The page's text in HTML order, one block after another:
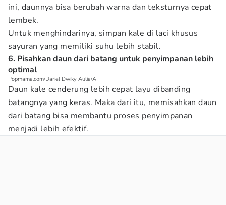
ini, daunnya bisa berubah warna dan teksturnya cepat
lembek.
Untuk menghindarinya, simpan kale di laci khusus
sayuran yang memiliki suhu lebih stabil.
6. Pisahkan daun dari batang untuk penyimpanan lebih
optimal
Popmama.com/Dariel Dwiky Aulia/AI
Daun kale cenderung lebih cepat layu dibanding
batangnya yang keras. Maka dari itu, memisahkan daun
dari batang bisa membantu proses penyimpanan
menjadi lebih efektif.